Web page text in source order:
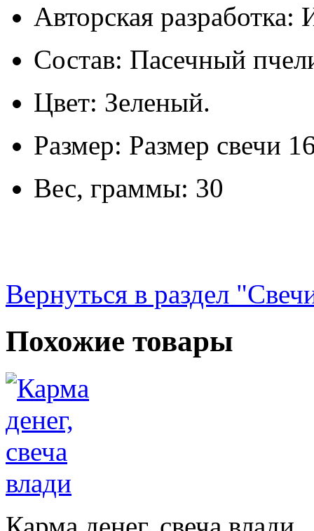
Авторская
Состав: Пасечный
Цвет: Зеленый.
Размер: Размер свечи
Вес, граммы: 30
Вернуться в раздел
Похожие товары